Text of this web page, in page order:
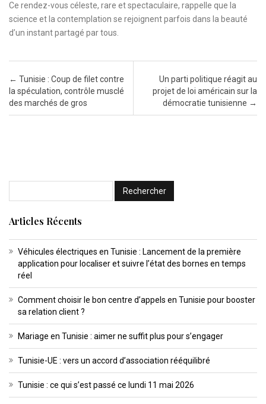
Ce rendez-vous céleste, rare et spectaculaire, rappelle que la
science et la contemplation se rejoignent parfois dans la beauté
d’un instant partagé par tous.
Post navigation
← Tunisie : Coup de filet contre
la spéculation, contrôle musclé
des marchés de gros
Un parti politique réagit au
projet de loi américain sur la
démocratie tunisienne →
Articles Récents
Véhicules électriques en Tunisie : Lancement de la première
application pour localiser et suivre l’état des bornes en temps
réel
Comment choisir le bon centre d’appels en Tunisie pour booster
sa relation client ?
Mariage en Tunisie : aimer ne suffit plus pour s’engager
Tunisie-UE : vers un accord d’association rééquilibré
Tunisie : ce qui s’est passé ce lundi 11 mai 2026